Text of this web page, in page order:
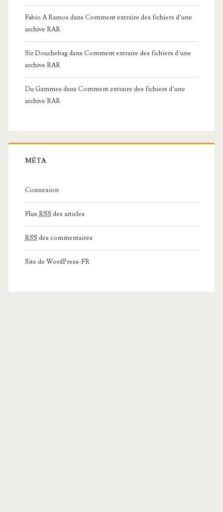
Fabio A Ramos dans Comment extraire des fichiers d’une
archive RAR
Sir Douchebagdans Comment extraire des fichiers d’une
archive RAR
Du Gammes dans Comment extraire des fichiers d’une
archive RAR
MÉTA
Connexion
FluxRSS des articles
RSS des commentaires
Site de WordPress-FR